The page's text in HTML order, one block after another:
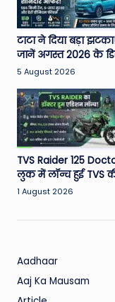
o
rl
d
टाटा ने दिया बड़ा
जानें अगस्त 2026 के
5 August 2026
TVS Raider 125
लुक में लॉन्च हुई TVS
1 August 2026
Aadhaar
Aaj Ka Mausam